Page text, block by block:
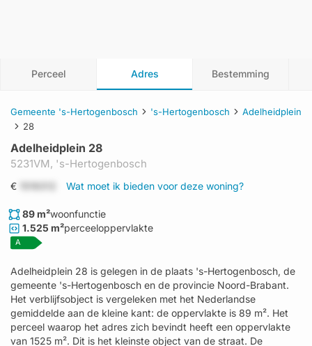
Perceel Adres Bestemming
Gemeente 's-Hertogenbosch 's-Hertogenbosch
Adelheidplein
28
Adelheidplein 28
5231VM, 's-Hertogenbosch
€ Wat moet ik bieden voor deze woning?
89 m²woonfunctie
1.525 m²perceeloppervlakte
A
Adelheidplein 28 is gelegen in de plaats 's-Hertogenbosch, de
gemeente 's-Hertogenbosch en de provincie Noord-Brabant.
Het verblijfsobject is vergeleken met het Nederlandse
gemiddelde aan de kleine kant: de oppervlakte is 89 m². Het
perceel waarop het adres zich bevindt heeft een oppervlakte
van 1525 m². Dit is het kleinste object van de straat. De